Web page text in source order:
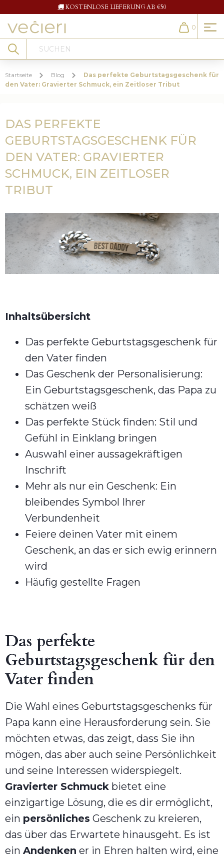
🚚KOSTENLOSE LIEFERUNG AB €50
Search
Cart
0
Startseite Blog
Das perfekte Geburtstagsgeschenk für
den Vater: Gravierter Schmuck, ein Zeitloser Tribut
DAS PERFEKTE
GEBURTSTAGSGESCHENK FÜR
DEN VATER: GRAVIERTER
SCHMUCK, EIN ZEITLOSER
TRIBUT
Inhaltsübersicht
Das perfekte Geburtstagsgeschenk für
den Vater finden
Das Geschenk der Personalisierung:
Ein Geburtstagsgeschenk, das Papa zu
schätzen weiß
Das perfekte Stück finden: Stil und
Gefühl in Einklang bringen
Auswahl einer aussagekräftigen
Inschrift
Mehr als nur ein Geschenk: Ein
bleibendes Symbol Ihrer
Verbundenheit
Feiere deinen Vater mit einem
Geschenk, an das er sich ewig erinnern
wird
Häufig gestellte Fragen
Das perfekte
Geburtstagsgeschenk für den
Vater finden
Die Wahl eines Geburtstagsgeschenks für
Papa kann eine Herausforderung sein. Sie
möchten etwas, das zeigt, dass Sie ihn
mögen, das aber auch seine Persönlichkeit
und seine Interessen widerspiegelt.
Gravierter Schmuck bietet eine
einzigartige Lösung, die es dir ermöglicht,
ein persönliches Geschenk zu kreieren,
das über das Erwartete hinausgeht. Es ist
ein Andenken er in Ehren halten wird, eine